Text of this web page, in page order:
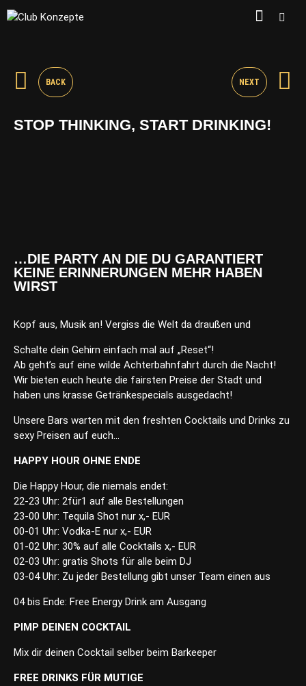
BACK NEXT
STOP THINKING, START DRINKING!
…DIE PARTY AN DIE DU GARANTIERT
KEINE ERINNERUNGEN MEHR HABEN
WIRST
Kopf aus, Musik an! Vergiss die Welt da draußen und
Schalte dein Gehirn einfach mal auf „Reset“!
Ab geht’s auf eine wilde Achterbahnfahrt durch die Nacht!
Wir bieten euch heute die fairsten Preise der Stadt und
haben uns krasse Getränkespecials ausgedacht!
Unsere Bars warten mit den freshten Cocktails und Drinks zu
sexy Preisen auf euch…
HAPPY HOUR OHNE ENDE
Die Happy Hour, die niemals endet:
22-23 Uhr: 2für1 auf alle Bestellungen
23-00 Uhr: Tequila Shot nur x,- EUR
00-01 Uhr: Vodka-E nur x,- EUR
01-02 Uhr: 30% auf alle Cocktails x,- EUR
02-03 Uhr: gratis Shots für alle beim DJ
03-04 Uhr: Zu jeder Bestellung gibt unser Team einen aus
04 bis Ende: Free Energy Drink am Ausgang
PIMP DEINEN COCKTAIL
Mix dir deinen Cocktail selber beim Barkeeper
FREE DRINKS FÜR MUTIGE